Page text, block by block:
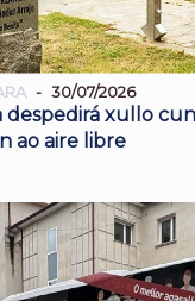
30/07/2026
despedirá xullo
ao aire libre